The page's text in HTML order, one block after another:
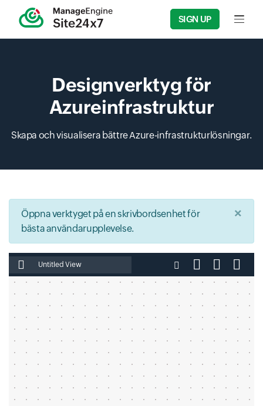
SIGN UP Input
Designverktyg för
Azureinfrastruktur
Skapa och visualisera bättre Azure-infrastrukturlösningar.
×
Öppna verktyget på en skrivbordsenhet för
bästa användarupplevelse.
Ange filnamn